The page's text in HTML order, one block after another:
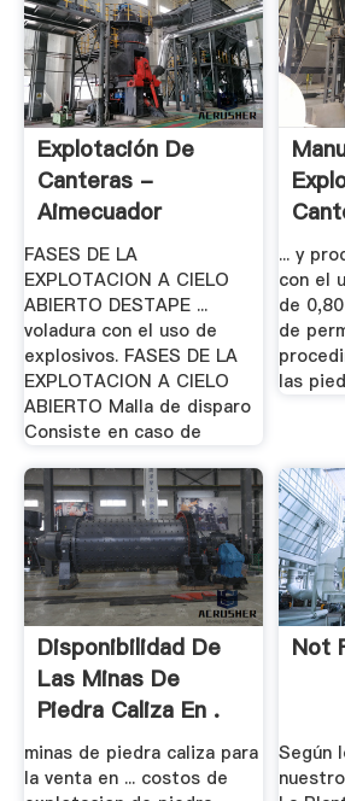
Explotación De
Canteras -
Aimecuador
FASES DE LA
EXPLOTACION A CIELO
ABIERTO DESTAPE ...
voladura con el uso de
explosivos. FASES DE LA
EXPLOTACION A CIELO
ABIERTO Malla de disparo
Consiste en caso de
.
... y
con el
de
de
las
Disponibilidad De
Las Minas De
Piedra Caliza En .
minas de piedra caliza para
la venta en ... costos de
Not
Según